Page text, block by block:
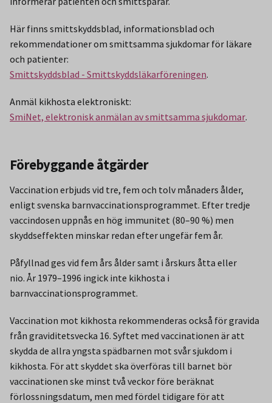
Här finns smittskyddsblad, informationsblad och
rekommendationer om smittsamma sjukdomar för läkare
och patienter:
Smittskyddsblad - Smittskyddsläkarföreningen.
Anmäl kikhosta elektroniskt:
SmiNet, elektronisk anmälan av smittsamma sjukdomar.
Förebyggande åtgärder
Vaccination erbjuds vid tre, fem och tolv månaders ålder,
enligt svenska barnvaccinationsprogrammet. Efter tredje
vaccindosen uppnås en hög immunitet (80–90 %) men
skyddseffekten minskar redan efter ungefär fem år.
Påfyllnad ges vid fem års ålder samt i årskurs åtta eller
nio. År 1979–1996 ingick inte kikhosta i
barnvaccinationsprogrammet.
Vaccination mot kikhosta rekommenderas också för gravida
från graviditetsvecka 16. Syftet med vaccinationen är att
skydda de allra yngsta spädbarnen mot svår sjukdom i
kikhosta. För att skyddet ska överföras till barnet bör
vaccinationen ske minst två veckor före beräknat
förlossningsdatum, men med fördel tidigare för att